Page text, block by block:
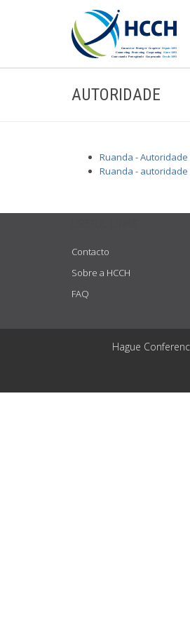
AUTORIDADE
Ruanda - Autoridade
Ruanda - autoridade
Contacto
Sobre a HCCH
FAQ
Hague